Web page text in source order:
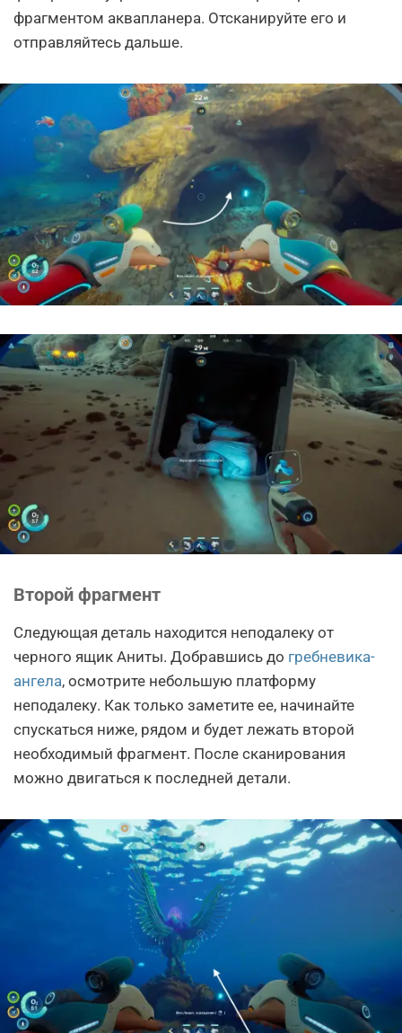
фрагментом аквапланера. Отсканируйте его и
отправляйтесь дальше.
Второй фрагмент
Следующая деталь находится неподалеку от
черного ящик Аниты. Добравшись до гребневика-
ангела, осмотрите небольшую платформу
неподалеку. Как только заметите ее, начинайте
спускаться ниже, рядом и будет лежать второй
необходимый фрагмент. После сканирования
можно двигаться к последней детали.